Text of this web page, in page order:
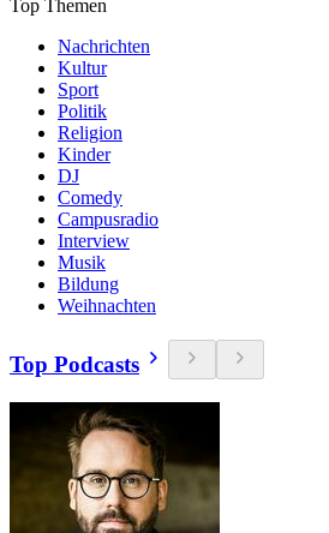
Top Themen
Nachrichten
Kultur
Sport
Politik
Religion
Kinder
DJ
Comedy
Campusradio
Interview
Musik
Bildung
Weihnachten
Top Podcasts